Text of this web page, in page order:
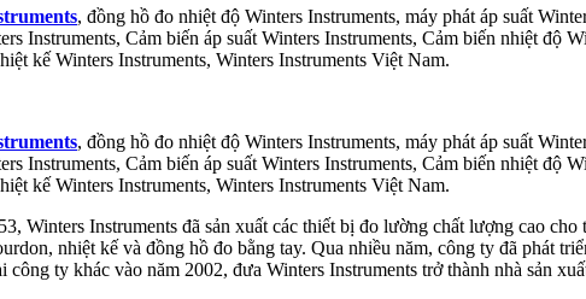
, đồng hồ đo nhiệt độ Winters Instruments, máy phát áp suất
Instruments, Cảm biến áp suất Winters Instruments, Cảm biến nhiệt độ
kế Winters Instruments, Winters Instruments Việt Nam.
, đồng hồ đo nhiệt độ Winters Instruments, máy phát áp suất
Instruments, Cảm biến áp suất Winters Instruments, Cảm biến nhiệt độ
kế Winters Instruments, Winters Instruments Việt Nam.
Winters Instruments đã sản xuất các thiết bị đo lường chất lượng cao
nhiệt kế và đồng hồ đo bằng tay. Qua nhiều năm, công ty đã phát
công ty khác vào năm 2002, đưa Winters Instruments trở thành nhà sản